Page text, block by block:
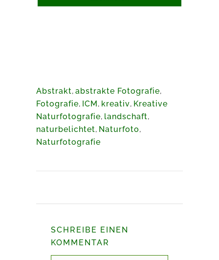
Abstrakt, abstrakte Fotografie,
Fotografie, ICM , kreativ, Kreative
Naturfotografie, landschaft,
naturbelichtet, Naturfoto,
Naturfotografie
SCHREIBE EINEN
KOMMENTAR